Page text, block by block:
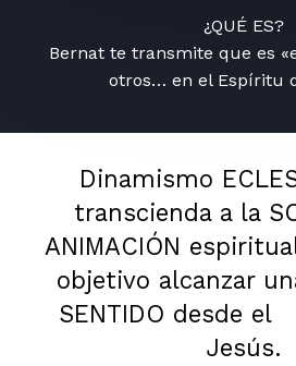
¿QUÉ ES?
Bernat te transmite que es
otros… en el Espíritu
Dinamismo
transcienda a la
ANIMACIÓN
objetivo alcanzar
SENTIDO desde el
Jesús.